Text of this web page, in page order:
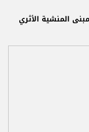
المنشية الأثري